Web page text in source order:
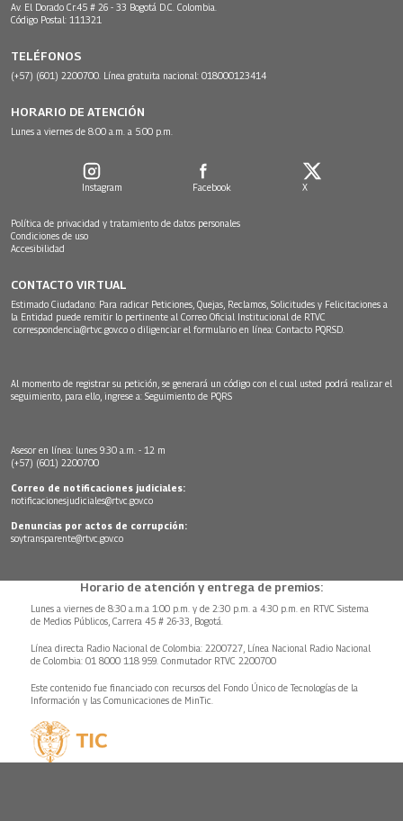
Av. El Dorado Cr.45 # 26 - 33 Bogotá D.C. Colombia.
Código Postal: 111321
TELÉFONOS
(+57) (601) 2200700. Línea gratuita nacional: 018000123414
HORARIO DE ATENCIÓN
Lunes a viernes de 8:00 a.m. a 5:00 p.m.
Instagram Facebook X
Política de privacidad y tratamiento de datos personales
Condiciones de uso
Accesibilidad
CONTACTO VIRTUAL
Estimado Ciudadano: Para radicar Peticiones, Quejas, Reclamos, Solicitudes y Felicitaciones a
la Entidad puede remitir lo pertinente al Correo Oficial Institucional de RTVC
correspondencia@rtvc.gov.co o diligenciar el formulario en línea: Contacto PQRSD.
Al momento de registrar su petición, se generará un código con el cual usted podrá realizar el
seguimiento, para ello, ingrese a: Seguimiento de PQRS
Asesor en línea: lunes 9:30 a.m. - 12 m
(+57) (601) 2200700
Correo de notificaciones judiciales:
notificacionesjudiciales@rtvc.gov.co
Denuncias por actos de corrupción:
soytransparente@rtvc.gov.co
Horario de atención y entrega de premios:
Lunes a viernes de 8:30 a.m.a 1:00 p.m. y de 2:30 p.m. a 4:30 p.m. en RTVC Sistema
de Medios Públicos, Carrera 45 # 26-33, Bogotá.
Línea directa Radio Nacional de Colombia: 2200727, Línea Nacional Radio Nacional
de Colombia: 01 8000 118 959. Conmutador RTVC 2200700
Este contenido fue financiado con recursos del Fondo Único de Tecnologías de la
Información y las Comunicaciones de MinTic.